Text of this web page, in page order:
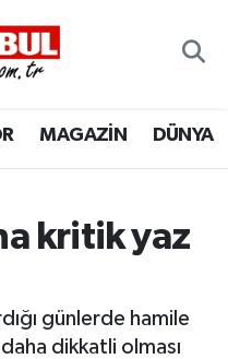
MAGAZİN DÜNYA
kritik yaz
günlerde hamile
daha dikkatli olması
ve Fikstür